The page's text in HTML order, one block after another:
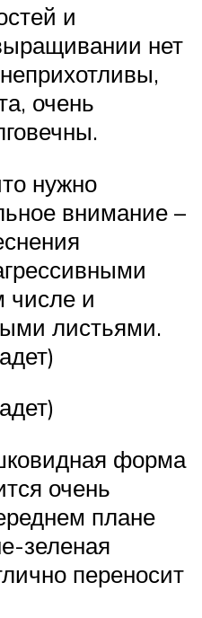
и
нет
очень
нужно
внимание –
числе и
листьями.
форма
очень
плане
зеленая
переносит